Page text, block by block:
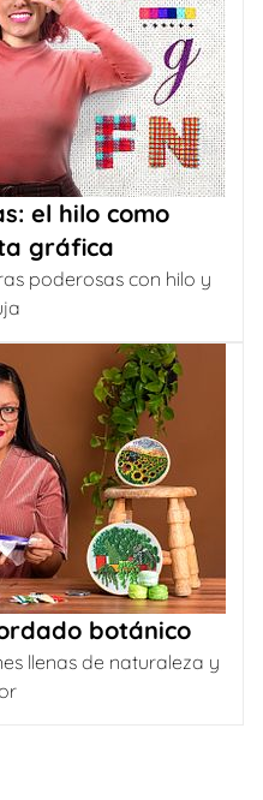
el hilo como
gráfica
poderosas con hilo y
botánico
llenas de naturaleza y